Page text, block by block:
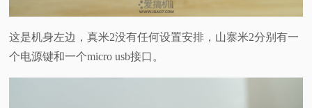
这是机身左边，真米2没有任何设置安排，山寨米2分别有一
个电源键和一个micro usb接口。